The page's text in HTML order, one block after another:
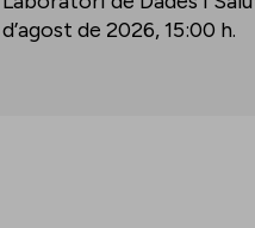
d’agost de 2026, 15:00 h.